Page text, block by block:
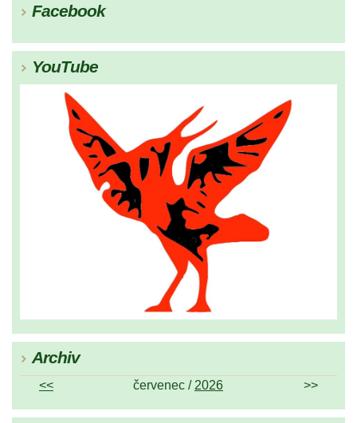
Facebook
YouTube
Archiv
<< červenec / 2026 >>